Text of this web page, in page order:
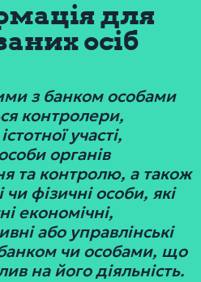
для
осіб
з банком особами
контролери,
участі,
органів
та контролю, а також
фізичні особи, які
економічні,
або управлінські
банком чи особами, що
на його діяльність.